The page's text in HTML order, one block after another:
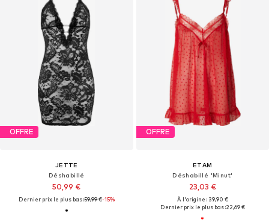
OFFRE
JETTE
Déshabillé
50,99 €
Dernier prix le plus bas :59,99 €-15%
OFFRE
ETAM
Déshabillé 'Minut'
23,03 €
À l'origine : 39,90 €
Dernier prix le plus bas :22,69 €